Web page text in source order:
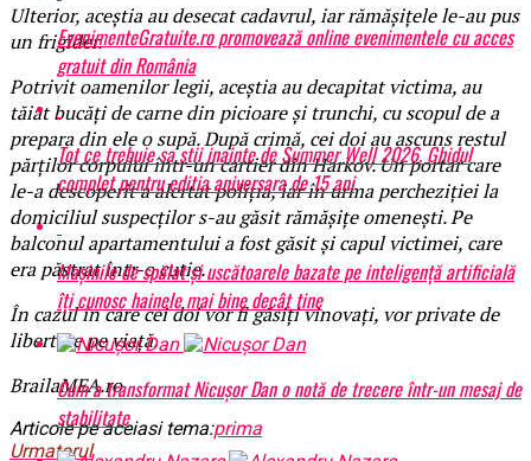
Ulterior, aceștia au desecat cadavrul, iar rămășițele le-au pus
un frigider.
Potrivit oamenilor legii, aceștia au decapitat victima, au
tăiat bucăți de carne din picioare și trunchi, cu scopul de a
prepara din ele o supă. După crimă, cei doi au ascuns restul
părților corpului într-un cartier din Harkov. Un portar care
le-a descoperit a alertat poliția, iar în urma percheziției la
domiciliul suspecților s-au găsit rămășițe omenești. Pe
balconul apartamentului a fost găsit și capul victimei, care
era păstrat într-o cutie.
În cazul în care cei doi vor fi găsiți vinovați, vor private de
libertate pe viață.
BrailaMEA.ro
Articole pe aceiasi tema:prima
Urmatorul
EvenimenteGratuite.ro promovează online evenimentele cu acces
gratuit din România
Tot ce trebuie sa stii inainte de Summer Well 2026. Ghidul
complet pentru editia aniversara de 15 ani
Mașinile de spălat și uscătoarele bazate pe inteligență artificială
îți cunosc hainele mai bine decât tine
Cum a transformat Nicușor Dan o notă de trecere într-un mesaj de
stabilitate